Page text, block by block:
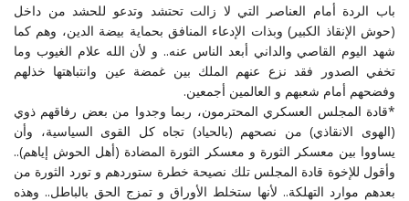
باب الردة أمام العناصر التي لا زالت تحتشد وتدعو للحشد من داخل
(حوش الإنقاذ الكبير) وبذات الإدعاء المنافق بحماية بيضة الدين، وهم كما
شهد اليوم القاصي والداني أبعد الناس عنه.. و لأن الله علام الغيوب وما
تخفي الصدور فقد نزع عنهم الملك بين غمضة عين وانتباهتها خذلهم
وفضحهم أمام شعبهم و العالمين أجمعين.
*قادة المجلس العسكري المحترمون، ربما وجدوا من بعض رفاقهم ذوي
(الهوى الانقاذي) من نصحهم (بالحياد) تجاه كل القوى السياسية، وأن
يساووا بين معسكر الثورة و معسكر الثورة المضادة (أهل الحوش إياهم)..
وأقول للإخوة قادة المجلس تلك نصيحة خطرة ستوردهم و تورد الثورة من
بعدهم موارد التهلكة.. لأنها ستخلط الأوراق و تمزج الحق بالباطل.. وهذه